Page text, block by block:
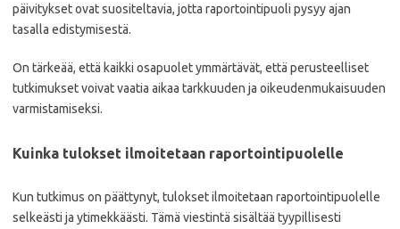
päivitykset ovat suositeltavia, jotta raportointipuoli pysyy ajan
tasalla edistymisestä.
On tärkeää, että kaikki osapuolet ymmärtävät, että perusteelliset
tutkimukset voivat vaatia aikaa tarkkuuden ja oikeudenmukaisuuden
varmistamiseksi.
Kuinka tulokset ilmoitetaan raportointipuolelle
Kun tutkimus on päättynyt, tulokset ilmoitetaan raportointipuolelle
selkeästi ja ytimekkäästi. Tämä viestintä sisältää tyypillisesti